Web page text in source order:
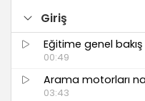
Giriş
Eğitime genel bakış
00:49
Arama motorları
03:43